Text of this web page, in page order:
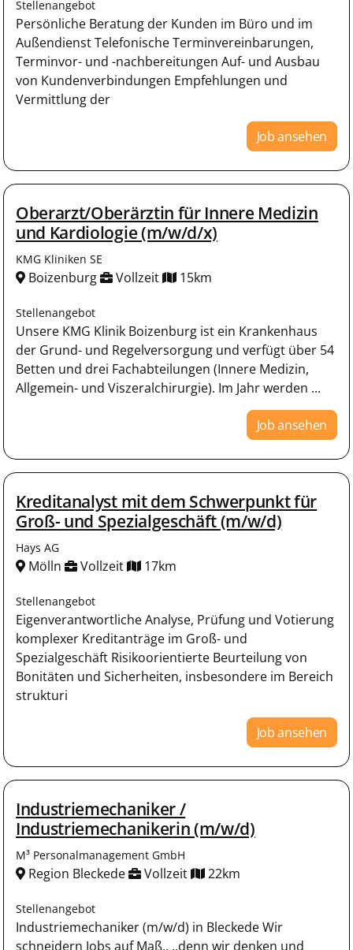
Stellenangebot
Persönliche Beratung der Kunden im Büro und im
Außendienst Telefonische Terminvereinbarungen,
Terminvor- und -nachbereitungen Auf- und Ausbau
von Kundenverbindungen Empfehlungen und
Vermittlung der
Job ansehen
Oberarzt/Oberärztin für Innere Medizin
und Kardiologie (m/w/d/x)
KMG Kliniken SE
Boizenburg Vollzeit 15km
Stellenangebot
Unsere KMG Klinik Boizenburg ist ein Krankenhaus
der Grund- und Regelversorgung und verfügt über 54
Betten und drei Fachabteilungen (Innere Medizin,
Allgemein- und Viszeralchirurgie). Im Jahr werden ...
Job ansehen
Kreditanalyst mit dem Schwerpunkt für
Groß- und Spezialgeschäft (m/w/d)
Hays AG
Mölln Vollzeit 17km
Stellenangebot
Eigenverantwortliche Analyse, Prüfung und Votierung
komplexer Kreditanträge im Groß- und
Spezialgeschäft Risikoorientierte Beurteilung von
Bonitäten und Sicherheiten, insbesondere im Bereich
strukturi
Job ansehen
Industriemechaniker /
Industriemechanikerin (m/w/d)
M³ Personalmanagement GmbH
Region Bleckede Vollzeit 22km
Stellenangebot
Industriemechaniker (m/w/d) in Bleckede Wir
schneidern Jobs auf Maß.. ..denn wir denken und